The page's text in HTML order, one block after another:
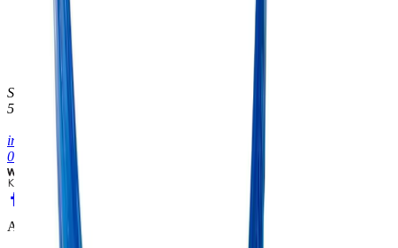
Steenoven 4E
5626 DK
Eindhoven
info@bcf-products.nl
040 843 67 61
Assortiment